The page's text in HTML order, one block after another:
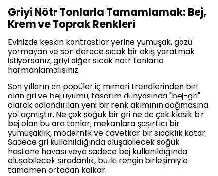
Griyi Nötr Tonlarla Tamamlamak: Bej,
Krem ve Toprak Renkleri
Evinizde keskin kontrastlar yerine yumuşak, gözü
yormayan ve son derece sıcak bir akış yaratmak
istiyorsanız, griyi diğer sıcak nötr tonlarla
harmanlamalısınız.
Son yılların en popüler iç mimari trendlerinden biri
olan gri ve bej uyumu, tasarım dünyasında "bej-gri"
olarak adlandırılan yeni bir renk akımının doğmasına
yol açmıştır. Ne çok soğuk bir gri ne de çok klasik bir
bej olan bu ara tonlar, mekanlara şaşırtıcı bir
yumuşaklık, modernlik ve davetkar bir sıcaklık katar.
Sadece gri kullanıldığında oluşabilecek soğuk
hastane havası veya sadece bej kullanıldığında
oluşabilecek sıradanlık, bu iki rengin birleşimiyle
tamamen ortadan kalkar.